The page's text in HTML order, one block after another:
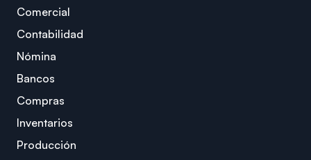
Comercial
Contabilidad
Nómina
Bancos
Compras
Inventarios
Producción